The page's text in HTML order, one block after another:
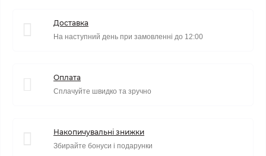
Доставка
На наступний день при замовленні до 12:00
Оплата
Сплачуйте швидко та зручно
Накопичувальні знижки
Збирайте бонуси і подарунки